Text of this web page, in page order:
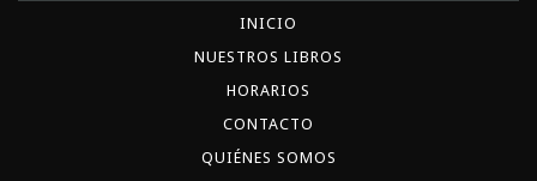
INICIO
NUESTROS LIBROS
HORARIOS
CONTACTO
QUIÉNES SOMOS